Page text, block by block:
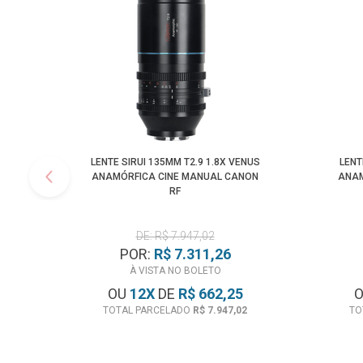
LENTE SIRUI 135MM T2.9 1.8X VENUS
ANAMÓRFICA CINE MANUAL CANON
RF
DE: R$ 7.947,02
POR: R$ 7.311,26
À VISTA NO BOLETO
OU 12XDE R$ 662,25
TOTAL PARCELADO R$ 7.947,02